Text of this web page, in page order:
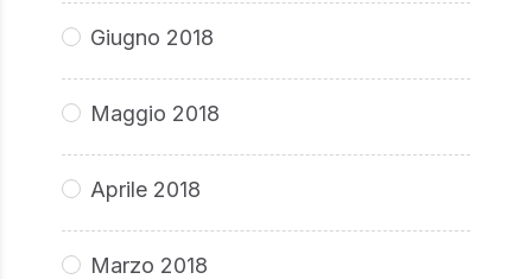
Giugno 2018
Maggio 2018
Aprile 2018
Marzo 2018